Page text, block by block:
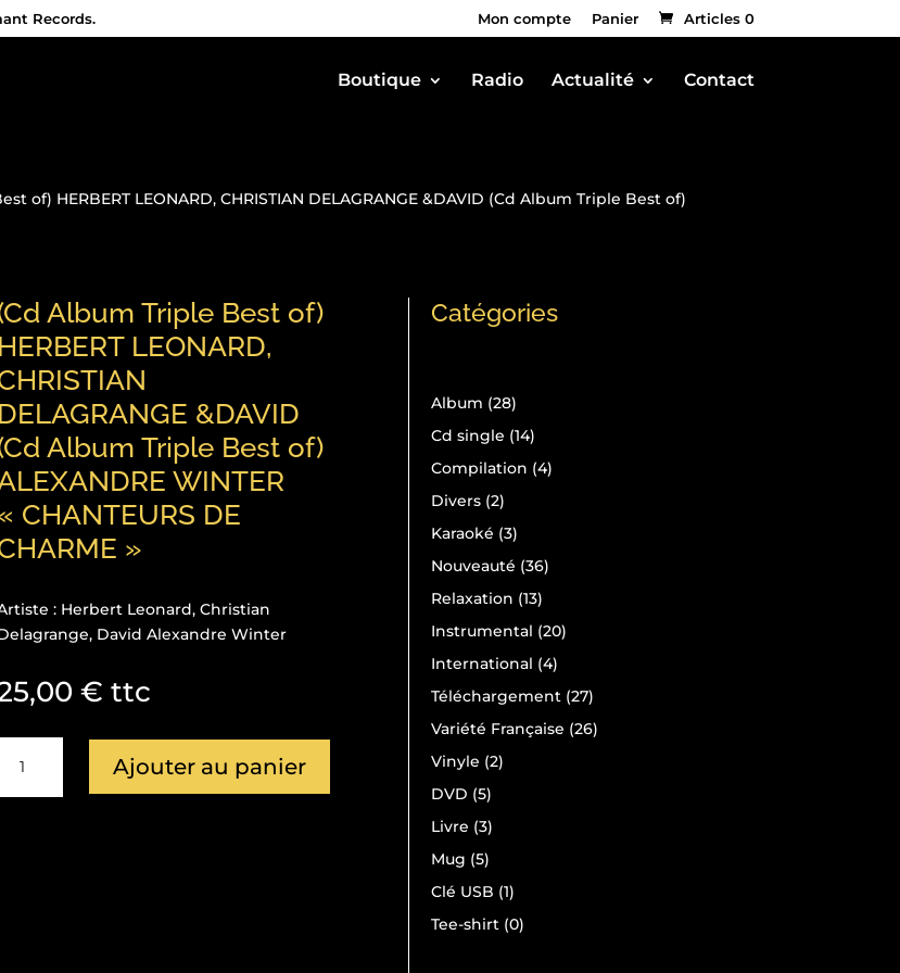
Records. Mon compte Panier Articles 0
Boutique Radio Actualité Contact
of) HERBERT LEONARD, CHRISTIAN DELAGRANGE &DAVID (Cd Album Triple Best of)
Album Triple Best of)
HERBERT LEONARD,
DELAGRANGE &DAVID
Album Triple Best of)
WINTER
CHANTEURS DE
»
: Herbert Leonard, Christian
David Alexandre Winter
€ ttc
Ajouter au panier
Catégories
Album 2828
produits
Cd single 1414
produits
Compilation 44
Divers 22
produits
Karaoké 33
produits
Nouveauté 3636
Relaxation 1313
produits
Instrumental 2020
International 44
produits
Téléchargement 2727
produits
Variété Française 2626
Vinyle 22
DVD 55
produits
Livre 33
produits
Mug 55
produits
Clé USB 11
produit
Tee-shirt 00